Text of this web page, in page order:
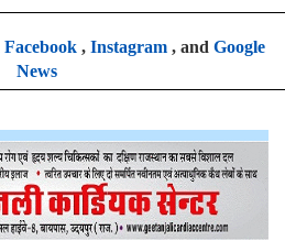
Facebook, Instagram, and Google
News